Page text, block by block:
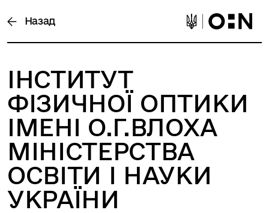
Назад
ІНСТИТУТ
ФІЗИЧНОЇ ОПТИКИ
ІМЕНІ О.Г.ВЛОХА
МІНІСТЕРСТВА
ОСВІТИ І НАУКИ
УКРАЇНИ